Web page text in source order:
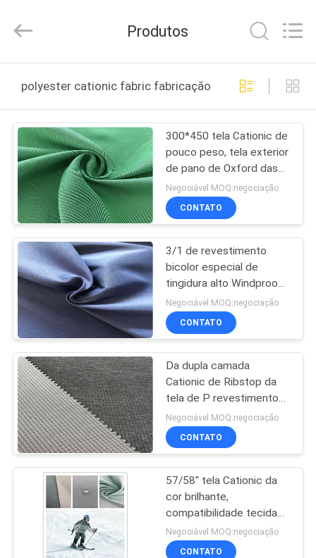
PRODUTOS
SOBRE
NÓS
EXCURSÃO
DA
FÁBRICA
CONTROLE
DA
QUALIDADE
CONTACTE-
NOS
NOTÍCIA
CASOS
Textile
Co.,Ltd.
Reserved.
Produtos
polyester cationic fabric fabricação online
300*450 tela Cationic de
pouco peso, tela exterior
de pano de Oxford das
várias cores
Negociável MOQ:negociação
CONTATO
3/1 de revestimento
bicolor especial de
tingidura alto Windproof
da taxa TPU da tela
Cationic da sarja
Negociável MOQ:negociação
CONTATO
Da dupla camada
Cationic de Ribstop da
tela de P revestimento
100% bicolor para o
desgaste dos esportes
Negociável MOQ:negociação
CONTATO
57/58" tela Cationic da
cor brilhante,
compatibilidade tecida
lisa da tintura da tela boa
Negociável MOQ:negociação
CONTATO